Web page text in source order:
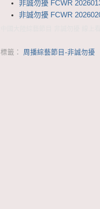
非誠勿擾 FCWR
非誠勿擾 FCWR
標籤： 周播綜藝節目-非誠勿擾